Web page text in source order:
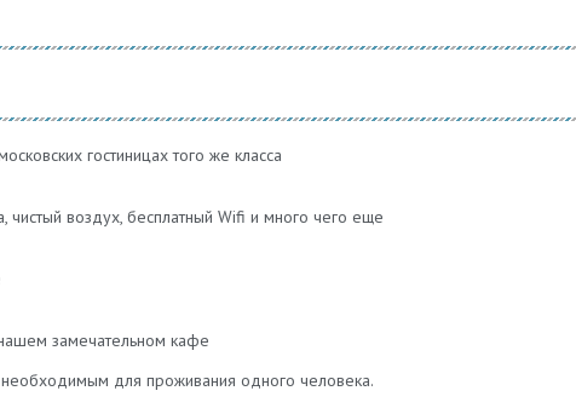
гостиницах того же класса
чистый воздух, бесплатный Wifi и много чего еще
замечательном кафе
для проживания одного человека.